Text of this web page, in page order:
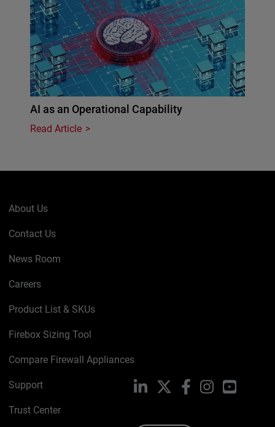
AI as an Operational Capability
Read Article
About Us
Contact Us
News Room
Careers
Product List & SKUs
Firebox Sizing Tool
Compare Firewall Appliances
Support
Trust Center
LinkedIn FacebookInstagramYouTube